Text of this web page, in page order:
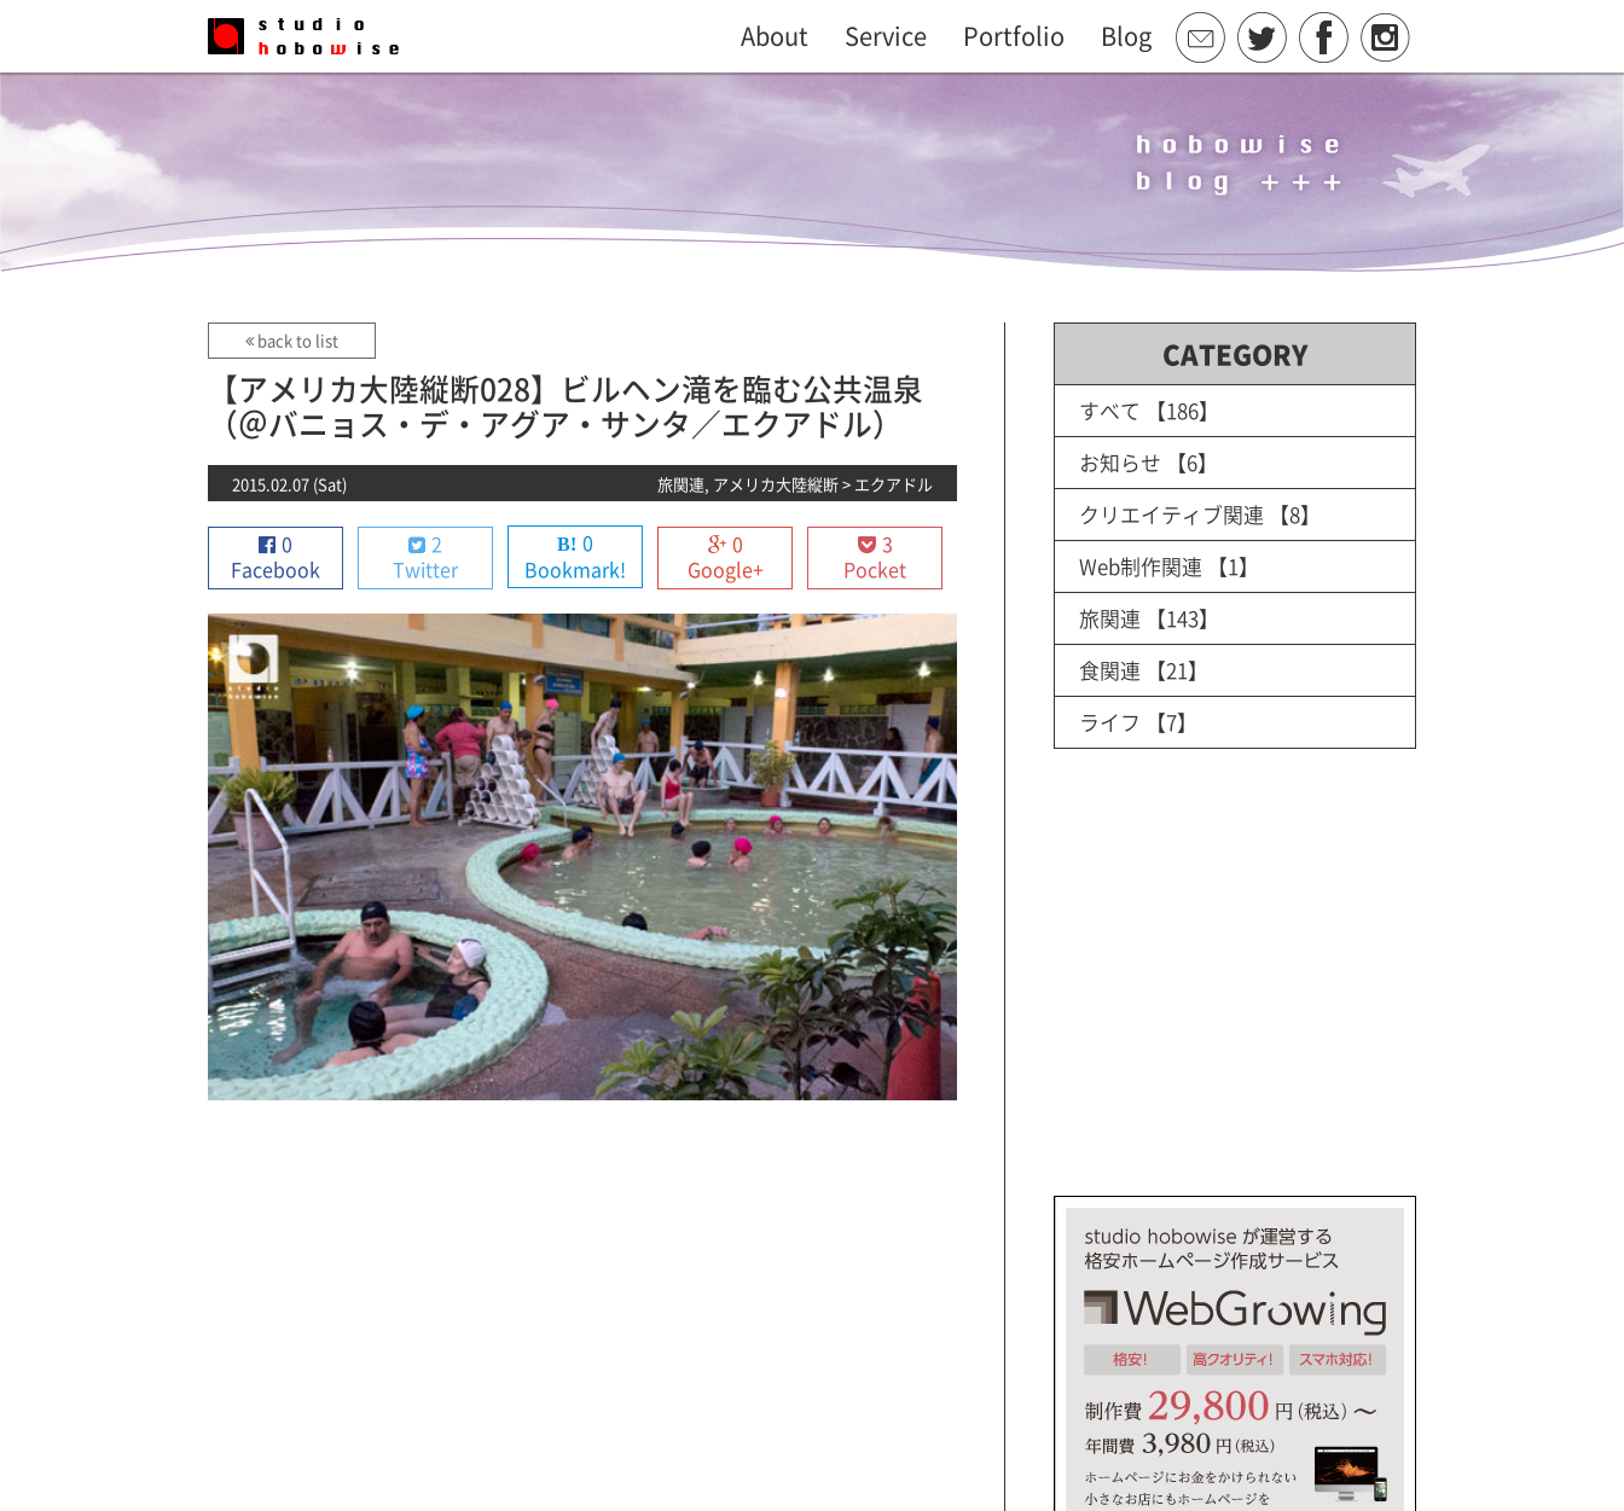
About Service Portfolio Blog
back to list
【アメリカ大陸縦断028】ビルヘン滝を臨む公共温泉
（＠バニョス・デ・アグア・サンタ／エクアドル）
2015.02.07 (Sat) 旅関連 アメリカ大陸縦断> エクアドル
0
Facebook
2
Twitter
0
Bookmark!
0
Google+
3
Pocket
CATEGORY
すべて 【186】
お知らせ 【6】
クリエイティブ関連 【8】
Web制作関連 【1】
旅関連 【143】
食関連 【21】
ライフ 【7】